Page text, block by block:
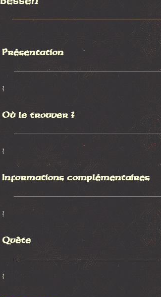
Présentation
?
Où le trouver ?
?
Informations complémentaires
?
Quête
?